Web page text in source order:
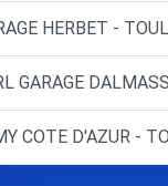
HERBET -
GARAGE
COTE D'AZUR -